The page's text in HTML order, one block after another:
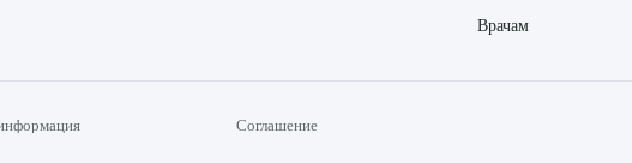
Врачам
Соглашение